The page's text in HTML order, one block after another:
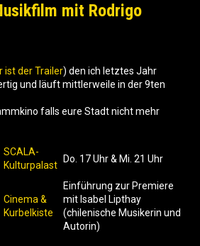
mit Rodrigo
ist der Trailer) den ich letztes Jahr
und läuft mittlerweile in der 9ten
falls eure Stadt nicht mehr
SCALA-
Kulturpalast
Do. 17 Uhr & Mi. 21 Uhr
Cinema &
Kurbelkiste
Einführung zur Premiere
mit Isabel Lipthay
(chilenische Musikerin und
Autorin)